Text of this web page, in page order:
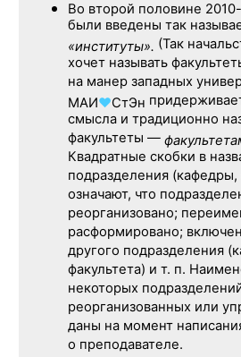
Во второй половине
были введены так
«институты». (Так
хочет называть
на манер западных
МАИ♥СтЭн
смысла и традиционно
факультеты —
Квадратные скобки в
подразделения (кафедры,
означают, что
реорганизовано;
расформировано;
другого подразделения
факультета) и т. п.
некоторых
реорганизованных или
даны на момент
о преподавателе.